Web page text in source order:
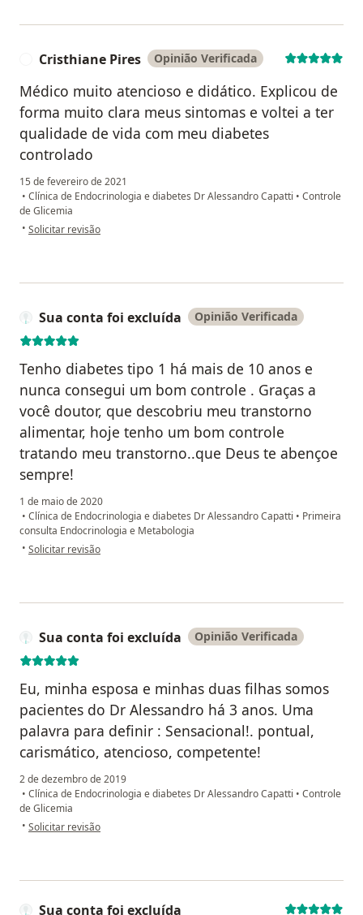
Cristhiane Pires Opinião Verificada
Médico muito atencioso e didático. Explicou de
forma muito clara meus sintomas e voltei a ter
qualidade de vida com meu diabetes
controlado
15 de fevereiro de 2021
• Clínica de Endocrinologia e diabetes Dr Alessandro Capatti • Controle
de Glicemia
• na opinião do utilizador Cristhiane Pires
Solicitar revisão
Sua conta foi excluída Opinião Verificada
Tenho diabetes tipo 1 há mais de 10 anos e
nunca consegui um bom controle . Graças a
você doutor, que descobriu meu transtorno
alimentar, hoje tenho um bom controle
tratando meu transtorno..que Deus te abençoe
sempre!
1 de maio de 2020
• Clínica de Endocrinologia e diabetes Dr Alessandro Capatti • Primeira
consulta Endocrinologia e Metabologia
• na opinião do utilizador Sua conta foi excluída
Solicitar revisão
Sua conta foi excluída Opinião Verificada
Eu, minha esposa e minhas duas filhas somos
pacientes do Dr Alessandro há 3 anos. Uma
palavra para definir : Sensacional!. pontual,
carismático, atencioso, competente!
2 de dezembro de 2019
• Clínica de Endocrinologia e diabetes Dr Alessandro Capatti • Controle
de Glicemia
• na opinião do utilizador Sua conta foi excluída
Solicitar revisão
Sua conta foi excluída